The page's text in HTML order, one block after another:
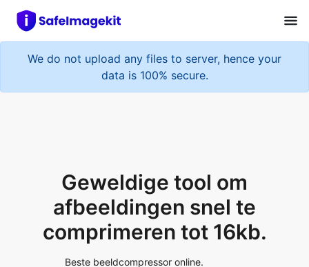
We do not upload any files to server, hence your
data is 100% secure.
comprimeren tot 16kb.
Beste beeldcompressor online.
Upload Image